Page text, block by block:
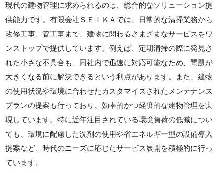
現代の建物管理に求められるのは、総合的なソリューション提
供能力です。有限会社ＳＥＩＫＡでは、日常的な清掃業務から
改修工事、管工事まで、建物に関わるさまざまなサービスをワ
ンストップで提供しています。例えば、定期清掃の際に発見さ
れた小さな不具合も、同社内で迅速に対応可能なため、問題が
大きくなる前に解決できるという利点があります。また、建物
の使用状況や環境に合わせたカスタマイズされたメンテナンス
プランの提案も行っており、効率的かつ経済的な建物管理を実
現しています。特に近年注目されている環境負荷の低減につい
ても、環境に配慮した洗剤の使用や省エネルギー型の設備導入
提案など、時代のニーズに応じたサービス展開を積極的に行っ
ています。